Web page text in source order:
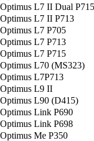
L7 II Dual P715
L7 II P713
L7 P705
L7 P713
L7 P715
L70 (MS323)
L7P713
L9 II
L90 (D415)
Link P690
Link P698
Me P350